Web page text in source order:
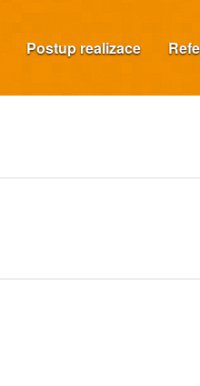
Postup realizace